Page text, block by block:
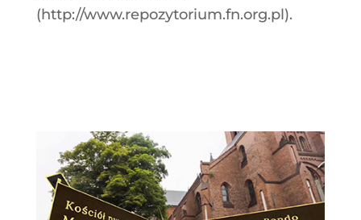
(http://www.repozytorium.fn.org.pl).